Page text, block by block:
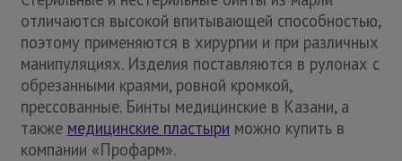
отличаются высокой впитывающей способностью,
поэтому применяются в хирургии и при различных
манипуляциях. Изделия поставляются в рулонах с
обрезанными краями, ровной кромкой,
прессованные. Бинты медицинские в Казани, а
также медицинские пластыри можно купить в
компании «Профарм».